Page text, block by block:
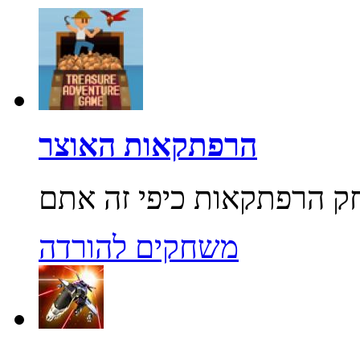
הרפתקאות האוצר
משחקים להורדה